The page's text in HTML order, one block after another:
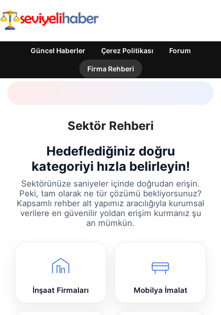
Güncel Haberler Çerez Politikası Forum
Firma Rehberi
Sektör Rehberi
Hedeflediğiniz doğru
kategoriyi hızla belirleyin!
Sektörünüze saniyeler içinde doğrudan erişin.
Peki, tam olarak ne tür çözümü bekliyorsunuz?
Kapsamlı rehber alt yapımız aracılığıyla kurumsal
verilere en güvenilir yoldan erişim kurmanız şu
an mümkün.
İnşaat Firmaları Mobilya İmalat